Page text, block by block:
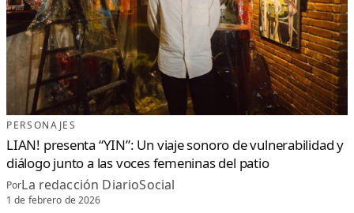
PERSONAJES
LIAN! presenta “YIN”: Un viaje sonoro de vulnerabilidad y
diálogo junto a las voces femeninas del patio
PorLa redacción DiarioSocial
1 de febrero de 2026